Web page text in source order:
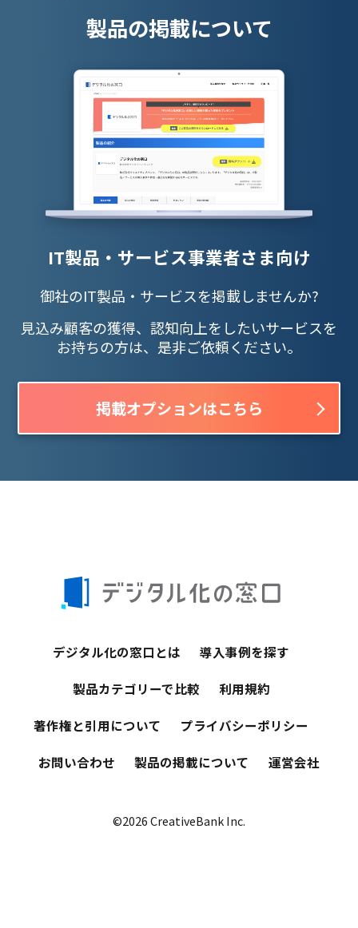
製品の掲載について
IT製品・サービス事業者さま向け
御社のIT製品・サービスを掲載しませんか?
見込み顧客の獲得、認知向上をしたいサービスを
お持ちの方は、是非ご依頼ください。
掲載オプションはこちら
デジタル化の窓口とは 導入事例を探す
製品カテゴリーで比較 利用規約
著作権と引用について プライバシーポリシー
お問い合わせ 製品の掲載について 運営会社
©2026 CreativeBank Inc.